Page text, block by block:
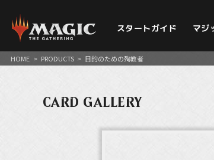
スタートガイド マジ
HOME > PRODUCTS > 目的のための殉教者
CARD GALLERY